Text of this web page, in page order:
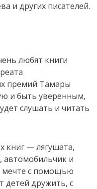
и других писателей.
любят книги
премий Тамары
и быть уверенным,
слушать и читать
книг — лягушата,
автомобильчик и
мечте с помощью
детей дружить, с